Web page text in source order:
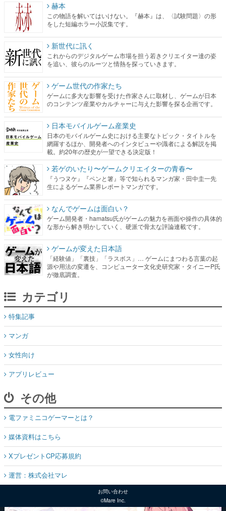
赫本
この物語を解いてはいけない。『赫本』は、〈試験問題〉の形
をした短編ホラー小説集です。
新世代に訊く
これからのデジタルゲーム市場を担う若きクリエイター達の姿
を追い、彼らのルーツと情熱を探っていきます。
ゲーム世代の作家たち
ゲームに多大な影響を受けた作家さんに取材し、ゲームが日本
のコンテンツ産業やカルチャーに与えた影響を探る企画です。
日本モバイルゲーム産業史
日本のモバイルゲーム史における主要なトピック・タイトルを
網羅するほか、開発者へのインタビューや識者による解説を掲
載。約20年の歴史が一望できる決定版！
若ゲのいたり〜ゲームクリエイターの青春〜
『うつヌケ』『ペンと箸』等で知られるマンガ家・田中圭一先
生によるゲーム業界レポートマンガです。
なんでゲームは面白い？
ゲーム開発者・hamatsu氏がゲームの魅力を画面や操作の具体的
な形から解き明かしていく、硬派で骨太な評論連載です。
ゲームが変えた日本語
「経験値」「裏技」「ラスボス」… ゲームにまつわる言葉の起
源や用法の変遷を、コンピューター文化史研究家・タイニーP氏
が徹底調査。
カテゴリ
特集記事
マンガ
女性向け
アプリレビュー
その他
電ファミニコゲーマーとは？
媒体資料はこちら
XプレゼントCP応募規約
運営：株式会社マレ
お問い合わせ
©Mare Inc.